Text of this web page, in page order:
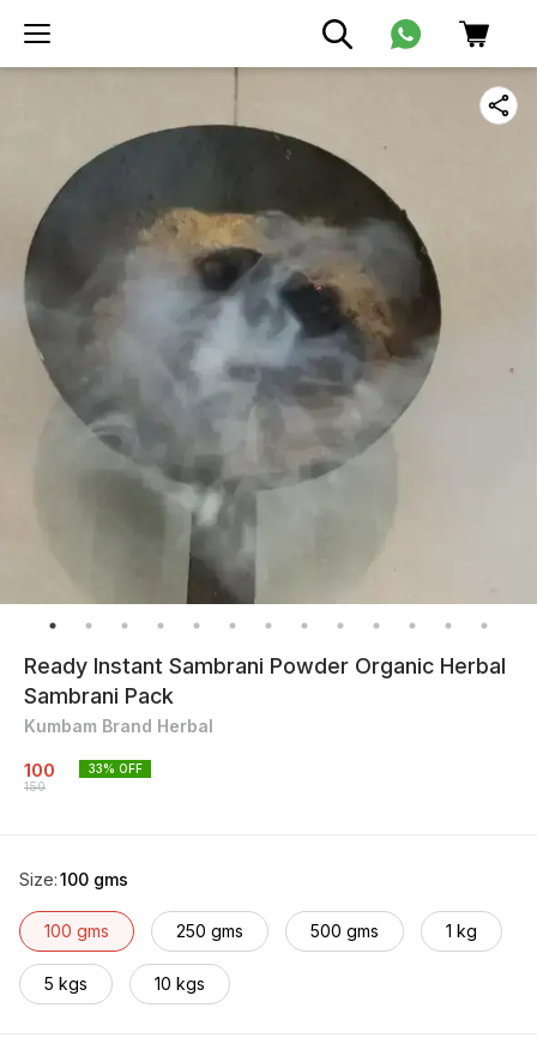
Ready Instant Sambrani Powder Organic Herbal
Sambrani Pack
Kumbam Brand Herbal
100
150
33% OFF
Size:100 gms
100 gms 250 gms 500 gms 1 kg
5 kgs 10 kgs